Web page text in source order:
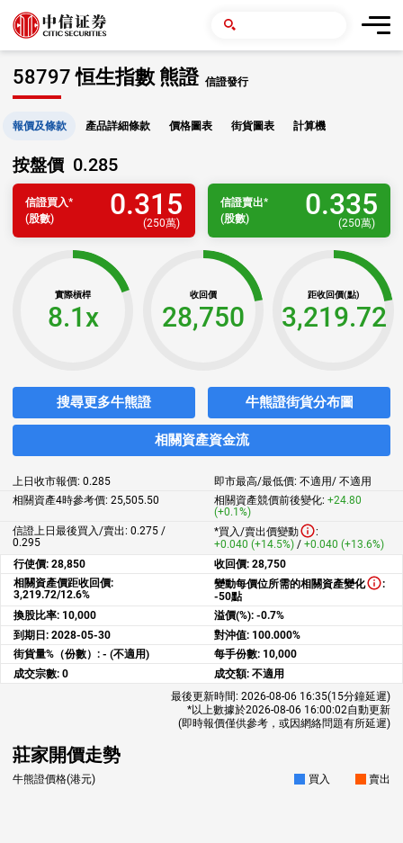
58797 恒生指數 熊證 信證發行
報價及條款 產品詳細條款 價格圖表 街貨圖表 計算機
按盤價 0.285
信證買入*
(股數)
0.315
(250萬)
信證賣出*
(股數)
0.335
(250萬)
實際槓桿
8.1x
收回價
28,750
距收回價(點)
3,219.72
搜尋更多牛熊證 牛熊證街貨分布圖
相關資產資金流
上日收市報價: 0.285 即市最高/最低價: 不適用/ 不適用
相關資產4時參考價: 25,505.50 相關資產競價前後變化: +24.80
(+0.1%)
信證上日最後買入/賣出: 0.275 /
0.295
*買入/賣出價變動
:
+0.040 (+14.5%) / +0.040 (+13.6%)
行使價: 28,850 收回價: 28,750
相關資產價距收回價:
3,219.72/12.6%
變動每價位所需的相關資產變化
:
-50點
換股比率: 10,000 溢價(%): -0.7%
到期日: 2028-05-30 對沖值: 100.000%
街貨量%（份數）: - (不適用) 每手份數: 10,000
成交宗數: 0 成交額: 不適用
最後更新時間: 2026-08-06 16:35(15分鐘延遲)
*以上數據於2026-08-06 16:00:02自動更新
(即時報價僅供參考，或因網絡問題有所延遲)
莊家開價走勢
牛熊證價格(港元) 買入 賣出